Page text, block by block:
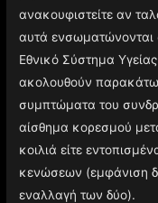
ανακουφιστείτε αν
αυτά ενσωματώνονται
Εθνικό Σύστημα
ακολουθούν
συμπτώματα του
αίσθημα κορεσμού
κοιλιά είτε
κενώσεων (εμφάνιση
εναλλαγή των δύο).